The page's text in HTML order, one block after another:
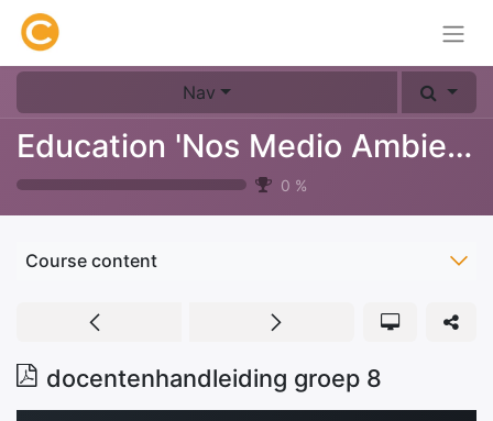
Nav
Education 'Nos Medio Ambiente'
0 %
Course content
docentenhandleiding groep 8